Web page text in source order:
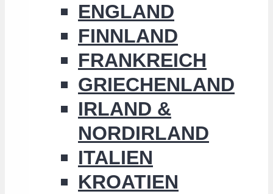
ENGLAND
FINNLAND
FRANKREICH
GRIECHENLAND
IRLAND &
NORDIRLAND
ITALIEN
KROATIEN